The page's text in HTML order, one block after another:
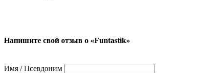
Напишите свой отзыв о «Funtastik»
Имя / Псевдоним